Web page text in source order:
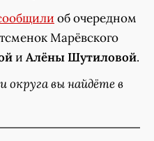
об очередном
Марёвского
и Алёны Шутиловой.
округа вы найдёте в